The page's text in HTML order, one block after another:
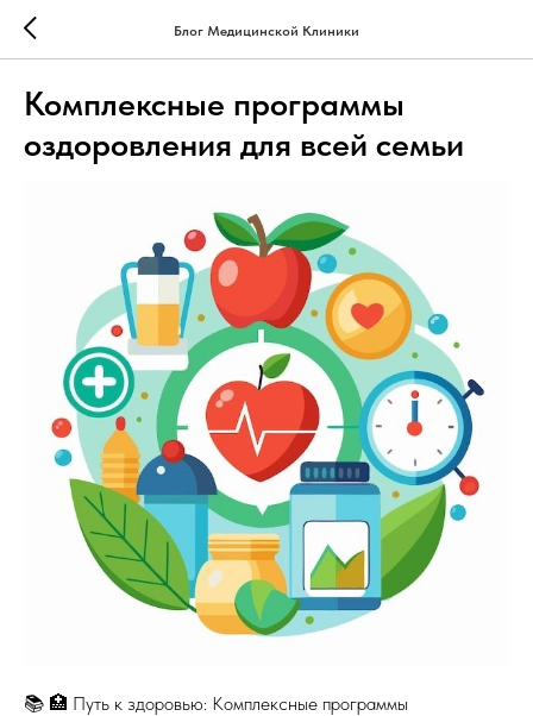
Блог Медицинской Клиники
Комплексные программы
оздоровления для всей семьи
📚 🏥 Путь к здоровью: Комплексные программы